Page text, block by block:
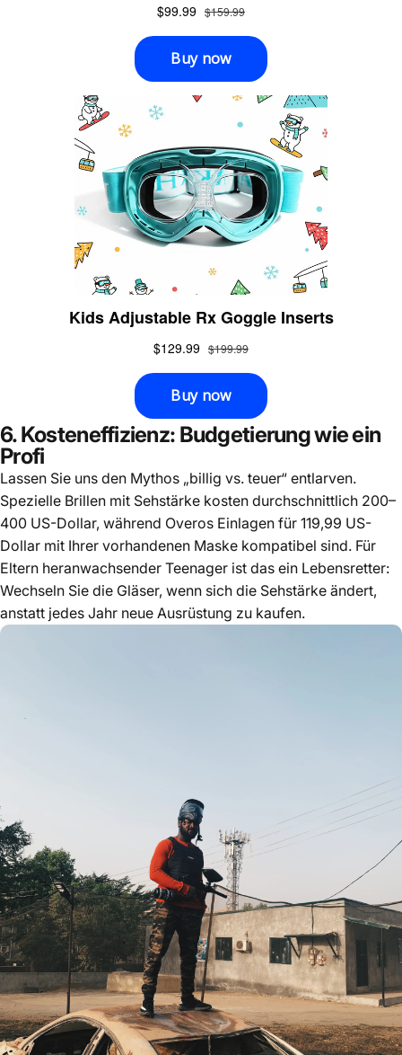
6. Kosteneffizienz: Budgetierung wie ein
Profi
Lassen Sie uns den Mythos „billig vs. teuer“ entlarven.
Spezielle Brillen mit Sehstärke kosten durchschnittlich 200–
400 US-Dollar, während Overos Einlagen für 119,99 US-
Dollar mit Ihrer vorhandenen Maske kompatibel sind. Für
Eltern heranwachsender Teenager ist das ein Lebensretter:
Wechseln Sie die Gläser, wenn sich die Sehstärke ändert,
anstatt jedes Jahr neue Ausrüstung zu kaufen.